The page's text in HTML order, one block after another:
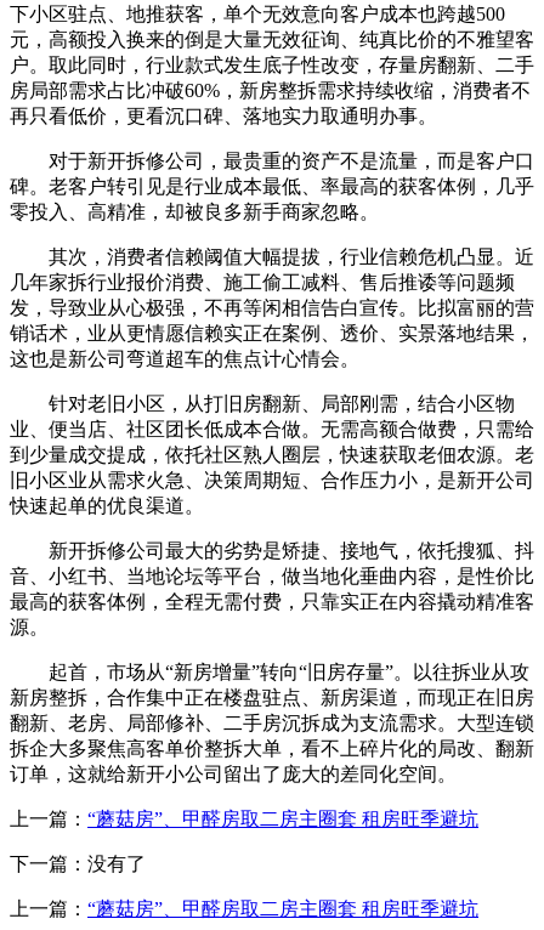
下小区驻点、地推获客，单个无效意向客户成本也跨越500
元，高额投入换来的倒是大量无效征询、纯真比价的不雅望客
户。取此同时，行业款式发生底子性改变，存量房翻新、二手
房局部需求占比冲破60%，新房整拆需求持续收缩，消费者不
再只看低价，更看沉口碑、落地实力取通明办事。
对于新开拆修公司，最贵重的资产不是流量，而是客户口
碑。老客户转引见是行业成本最低、率最高的获客体例，几乎
零投入、高精准，却被良多新手商家忽略。
其次，消费者信赖阈值大幅提拔，行业信赖危机凸显。近
几年家拆行业报价消费、施工偷工减料、售后推诿等问题频
发，导致业从心极强，不再等闲相信告白宣传。比拟富丽的营
销话术，业从更情愿信赖实正在案例、透价、实景落地结果，
这也是新公司弯道超车的焦点计心情会。
针对老旧小区，从打旧房翻新、局部刚需，结合小区物
业、便当店、社区团长低成本合做。无需高额合做费，只需给
到少量成交提成，依托社区熟人圈层，快速获取老佃农源。老
旧小区业从需求火急、决策周期短、合作压力小，是新开公司
快速起单的优良渠道。
新开拆修公司最大的劣势是矫捷、接地气，依托搜狐、抖
音、小红书、当地论坛等平台，做当地化垂曲内容，是性价比
最高的获客体例，全程无需付费，只靠实正在内容撬动精准客
源。
起首，市场从“新房增量”转向“旧房存量”。以往拆业从攻
新房整拆，合作集中正在楼盘驻点、新房渠道，而现正在旧房
翻新、老房、局部修补、二手房沉拆成为支流需求。大型连锁
拆企大多聚焦高客单价整拆大单，看不上碎片化的局改、翻新
订单，这就给新开小公司留出了庞大的差同化空间。
上一篇： “蘑菇房”、甲醛房取二房主圈套 租房旺季避坑
下一篇：没有了
上一篇： “蘑菇房”、甲醛房取二房主圈套 租房旺季避坑